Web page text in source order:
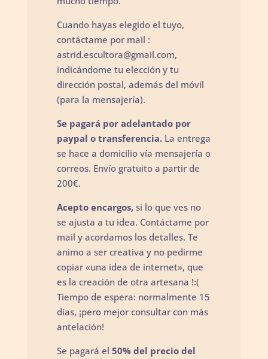
Cuando hayas elegido el tuyo,
contáctame por mail :
astrid.escultora@gmail.com,
indicándome tu elección y tu
dirección postal, además del móvil
(para la mensajería).
Se pagará por adelantado por
paypal o transferencia. La entrega
se hace a domicilio vía mensajería o
correos. Envío gratuito a partir de
200€.
Acepto encargos,si lo que ves no
se ajusta a tu idea. Contáctame por
mail y acordamos los detalles. Te
animo a ser creativa y no pedirme
copiar «una idea de internet», que
es la creación de otra artesana !:(
Tiempo de espera: normalmente 15
días, ¡pero mejor consultar con más
antelación!
Se pagará el 50% del precio del